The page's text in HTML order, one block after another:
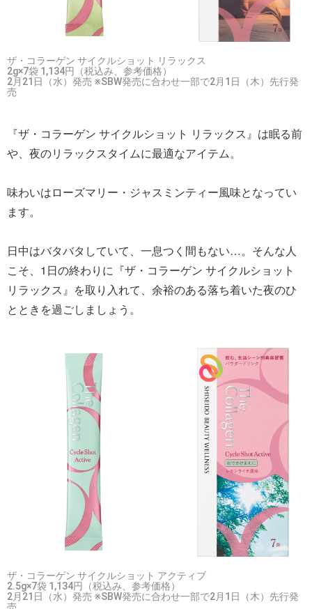
ザ・コラーゲン サイクルショット リラックス
2g×7袋 1,134円（税込み、参考価格）
2月21日（水）発売 ※SBW発売に合わせ一部で2月1日（木）先行発
売
『ザ・コラーゲン サイクルショット リラックス』は眠る前
や、夜のリラックスタイムに最適なアイテム。
味わいはローズマリー・ジャスミンティー風味となってい
ます。
日中はバタバタしていて、一息つく間もない…。そんな人
こそ、1日の終わりに『ザ・コラーゲン サイクルショット
リラックス』を取り入れて、余裕のある落ち着いた夜のひ
とときを過ごしましょう。
ザ・コラーゲン サイクルショット アクティブ
2.5g×7袋 1,134円（税込み、参考価格）
2月21日（水）発売 ※SBW発売に合わせ一部で2月1日（木）先行発
売